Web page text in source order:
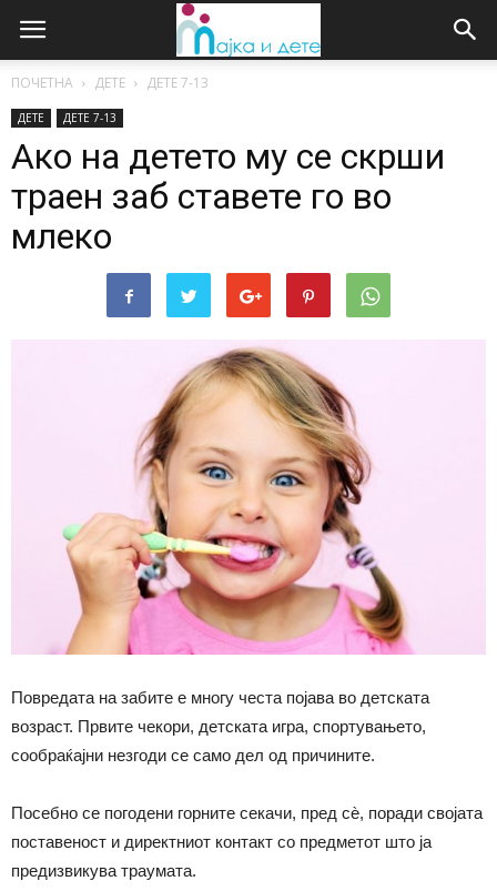
ПОЧЕТНА ДЕТЕ ДЕTE 7-13
ДЕТЕ ДЕTE 7-13
Ако на детето му се скрши
траен заб ставете го во
млеко
Повредата на забите е многу честа појава во детската
возраст. Првите чекори, детската игра, спортувањето,
сообраќајни незгоди се само дел од причините.
Посебно се погодени горните секачи, пред сѐ, поради својата
поставеност и директниот контакт со предметот што ја
предизвикува траумата.